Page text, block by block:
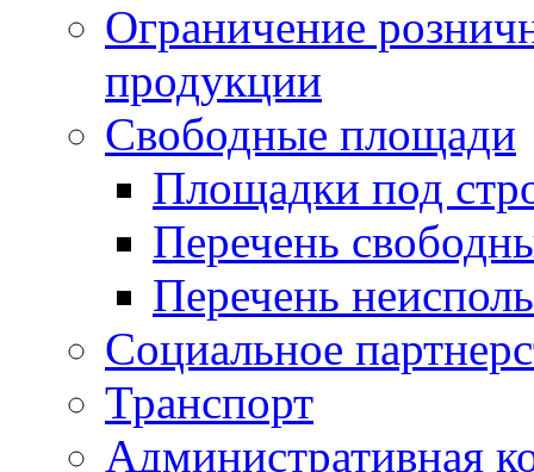
Ограничение
продукции
Свободные площади
Площадки под
Перечень
Перечень
Социальное
Транспорт
Административная